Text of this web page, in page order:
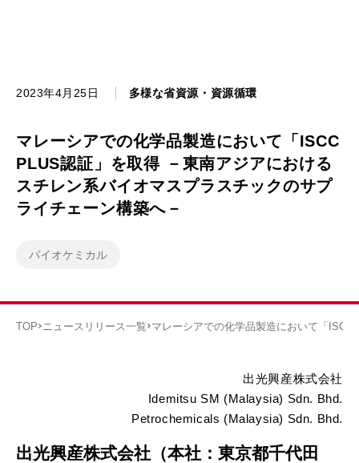
2023年4月25日 多様な省資源・資源循環
マレーシアでの化学品製造において「ISCC
PLUS認証」を取得 －東南アジアにおける
スチレン系バイオマスプラスチックのサプ
ライチェーン構築へ－
バイオケミカル
TOP ニュースリリース一覧 マレーシアでの化学品製造において「
出光興産株式会社
Idemitsu SM (Malaysia) Sdn. Bhd.
Petrochemicals (Malaysia) Sdn. Bhd.
出光興産株式会社（本社：東京都千代田